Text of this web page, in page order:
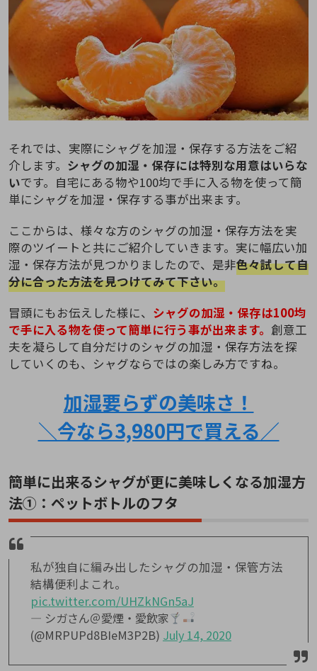
それでは、実際にシャグを加湿・保存する方法をご紹
介します。 シャグの加湿・保存には特別な用意はいらな
いです。自宅にある物や100均で手に入る物を使って簡
単にシャグを加湿・保存する事が出来ます。
ここからは、様々な方のシャグの加湿・保存方法を実
際のツイートと共にご紹介していきます。実に幅広い加
湿・保存方法が見つかりましたので、是非色々試して自
分に合った方法を見つけてみて下さい。
冒頭にもお伝えした様に、 シャグの加湿・保存は100均
で手に入る物を使って簡単に行う事が出来ます。 創意工
夫を凝らして自分だけのシャグの加湿・保存方法を探
していくのも、シャグならではの楽しみ方ですね。
加湿要らずの美味さ！
＼今なら3,980円で買える／
簡単に出来るシャグが更に美味しくなる加湿方
法①：ペットボトルのフタ
私が独自に編み出したシャグの加湿・保管方法
結構便利よこれ。
pic.twitter.com/UHZkNGn5aJ
— シガさん＠愛煙・愛飲家
(@MRPUPd8BIeM3P2B) July 14, 2020